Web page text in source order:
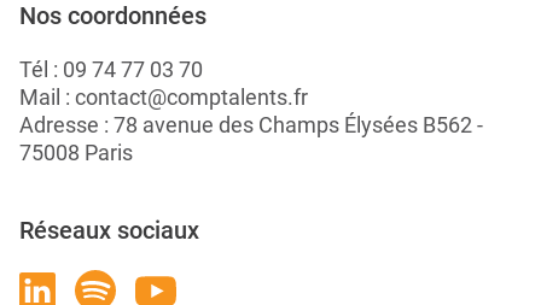
Nos coordonnées
Tél : 09 74 77 03 70
Mail : contact@comptalents.fr
Adresse : 78 avenue des Champs Élysées B562 -
75008 Paris
Réseaux sociaux